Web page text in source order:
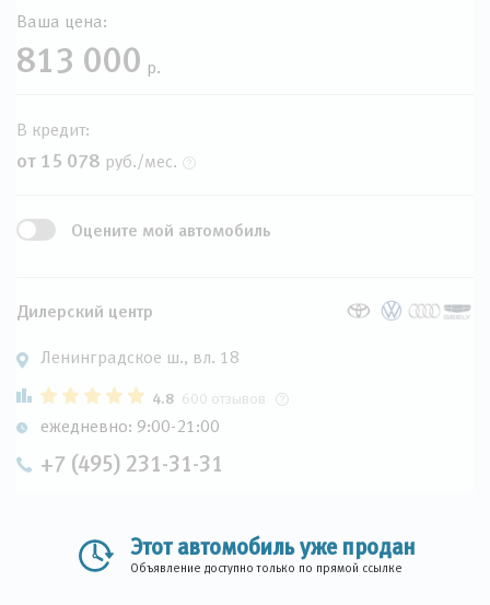
Ваша цена:
813 000 р.
В кредит:
от 15 078 руб./мес.
Оцените мой автомобиль
Дилерский центр
Ленинградское ш., вл. 18
4.8 600 отзывов
ежедневно: 9:00-21:00
+7 (495) 231-31-31
Этот автомобиль уже продан
Объявление доступно только по прямой ссылке